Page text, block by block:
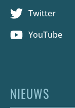
Twitter
YouTube
NIEUWS